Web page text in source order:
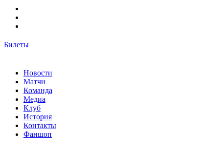
Билеты
Новости
Матчи
Команда
Медиа
Клуб
История
Контакты
Фаншоп